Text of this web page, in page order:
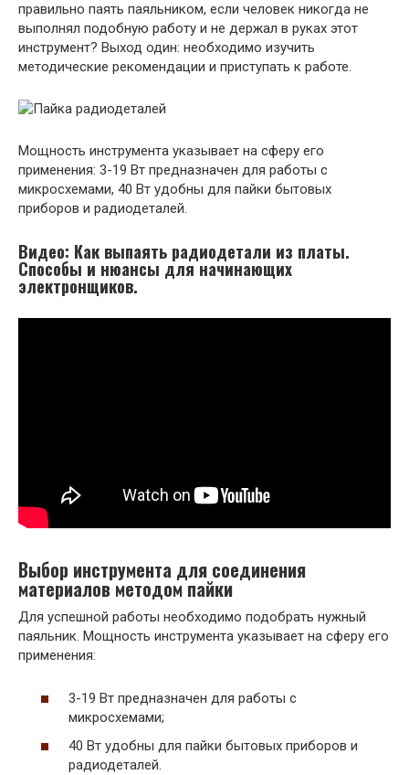
правильно паять паяльником, если человек никогда не
выполнял подобную работу и не держал в руках этот
инструмент? Выход один: необходимо изучить
методические рекомендации и приступать к работе.
Мощность инструмента указывает на сферу его
применения: 3-19 Вт предназначен для работы с
микросхемами, 40 Вт удобны для пайки бытовых
приборов и радиодеталей.
Видео: Как выпаять радиодетали из платы.
Способы и нюансы для начинающих
электронщиков.
Выбор инструмента для соединения
материалов методом пайки
Для успешной работы необходимо подобрать нужный
паяльник. Мощность инструмента указывает на сферу его
применения:
3-19 Вт предназначен для работы с
микросхемами;
40 Вт удобны для пайки бытовых приборов и
радиодеталей.